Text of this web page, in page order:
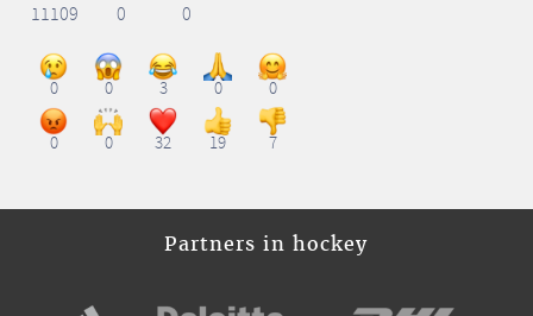
11109 0 0
0 0 3 0 0
0 0 32 19 7
Partners in hockey